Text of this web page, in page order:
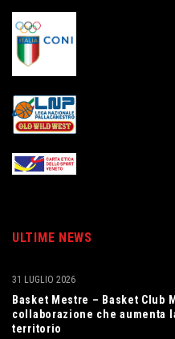
ULTIME NEWS
Basket Mestre – Basket Club
collaborazione che aumenta
territorio
31 LUGLIO 2026